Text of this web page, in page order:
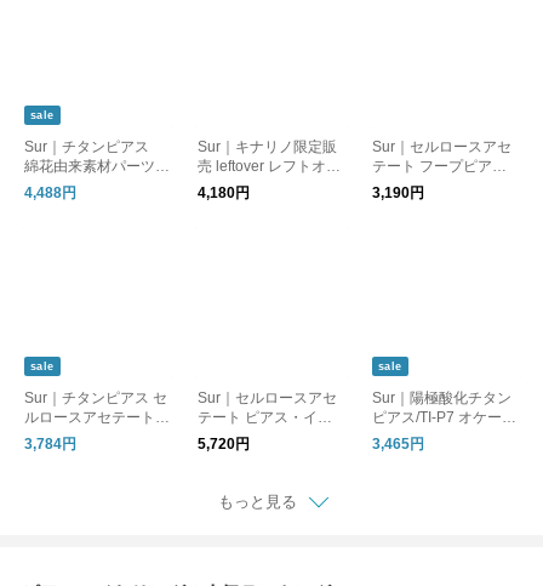
sale
Sur｜チタンピアス
綿花由来素材パーツ
オケージョン_TI-P4
4,488円
Sur｜キナリノ限定販
売 leftover レフトオー
バー_イヤリング・ピ
アス
4,180円
Sur｜セルロースアセ
テート フープピア
ス 綿花由来素材 オ
ケージョン_HP-P1
3,190円
sale
Sur｜チタンピアス セ
ルロースアセテート
綿花由来素材ピアス
オケージョン_TI-P3
3,784円
Sur｜セルロースアセ
テート ピアス・イヤ
リング 綿花由来素材
オケージョン_SR-P6 /
5,720円
sale
Sur｜陽極酸化チタン
ピアス/TI-P7 オケージ
ョン
3,465円
もっと見る